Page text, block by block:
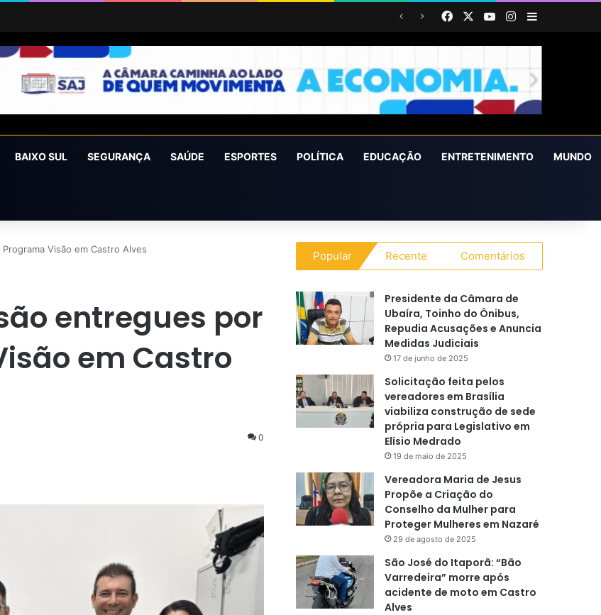
Laje adquire veículo 0 km para fortalecer ações da Agricultura e do Meio Ambiente FacebookYouTubeInstagram
Barra
BAIXO SUL SEGURANÇA SAÚDE ESPORTES POLÍTICA EDUCAÇÃO ENTRETENIMENTO MUNDO
Visão em Castro Alves
entregues por
em Castro
0
Popular Recente Comentários
Presidente da Câmara de
Ubaíra, Toinho do Ônibus,
Repudia Acusações e Anuncia
Medidas Judiciais
17 de junho de 2025
Solicitação feita pelos
vereadores em Brasília
viabiliza construção de sede
própria para Legislativo em
Elísio Medrado
19 de maio de 2025
Vereadora Maria de Jesus
Propõe a Criação do
Conselho da Mulher para
Proteger Mulheres em Nazaré
29 de agosto de 2025
São José do Itaporã: “Bão
Varredeira” morre após
acidente de moto em Castro
Alves